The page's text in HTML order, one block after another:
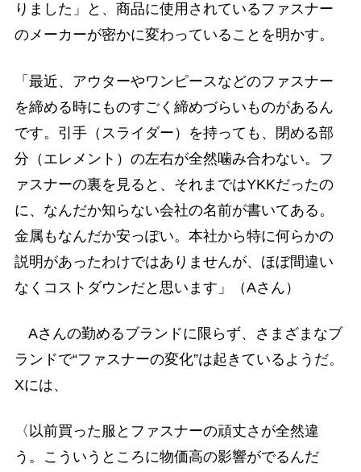
りました」と、商品に使用されているファスナー
のメーカーが密かに変わっていることを明かす。
「最近、アウターやワンピースなどのファスナー
を締める時にものすごく締めづらいものがあるん
です。引手（スライダー）を持っても、閉める部
分（エレメント）の左右が全然噛み合わない。フ
ァスナーの裏を見ると、それまではYKKだったの
に、なんだか知らない会社の名前が書いてある。
金属もなんだか安っぽい。本社から特に何らかの
説明があったわけではありませんが、ほぼ間違い
なくコストダウンだと思います」（Aさん）
Aさんの勤めるブランドに限らず、さまざまなブ
ランドで“ファスナーの変化”は起きているようだ。
Xには、
〈以前買った服とファスナーの頑丈さが全然違
う。こういうところに物価高の影響がでるんだ